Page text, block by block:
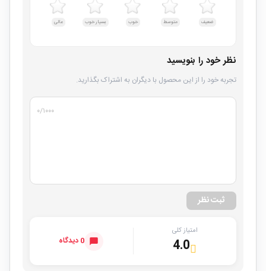
ضعیف متوسط خوب بسیار خوب عالی
نظر خود را بنویسید
تجربه خود را از این محصول با دیگران به اشتراک بگذارید.
۰/۱۰۰۰
ثبت نظر
امتیاز کلی
4.0 0 دیدگاه